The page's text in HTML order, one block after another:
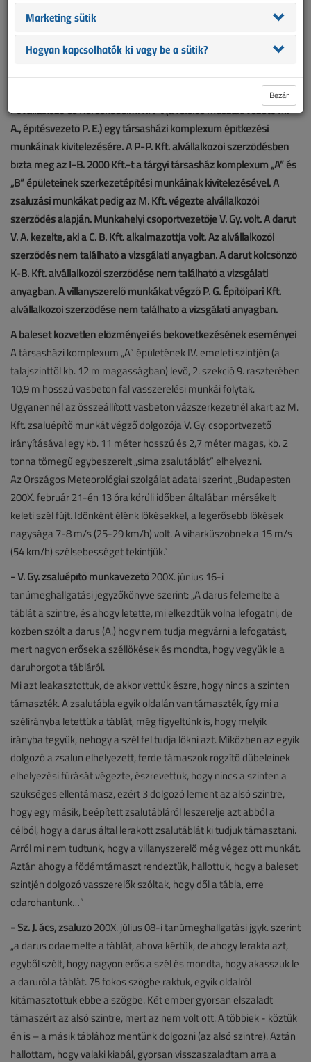
rögzített acél zsalutábla. A kihívott mentők a sérültnél (Sz. I.
villanyszerelő) 8 napon túl gyógyuló combnyaktörést állapítottak
meg és kórházba szállították. A vizsgálat során megállapítást
nyert, hogy a P. A. Ingatlanforgalmazó és -fejlesztő Kft. mint
Fővállalkozó és Kereskedelmi Kft-t (a felelős műszaki vezető M.
A., építésvezető P. E.) egy társasházi komplexum építkezési
munkáinak kivitelezésére. A P-P. Kft. alvállalkozói szerződésben
bízta meg az I-B. 2000 Kft.-t a tárgyi társasház komplexum „A” és
„B” épületeinek szerkezetépítési munkáinak kivitelezésével. A
zsaluzási munkákat pedig az M. Kft. végezte alvállalkozói
szerződés alapján. Munkahelyi csoportvezetője V. Gy. volt. A darut
V. A. kezelte, aki a C. B. Kft. alkalmazottja volt. Az alvállalkozói
szerződés nem található a vizsgálati anyagban. A darut kölcsönző
K-B. Kft. alvállalkozói szerződése nem található a vizsgálati
anyagban. A villanyszerelő munkákat végző P. G. Építőipari Kft.
alvállalkozói szerződése nem található a vizsgálati anyagban.
A baleset közvetlen előzményei és bekövetkezésének eseményei
A társasházi komplexum „A” épületének IV. emeleti szintjén (a
talajszinttől kb. 12 m magasságban) levő, 2. szekció 9. raszterében
10,9 m hosszú vasbeton fal vasszerelési munkái folytak.
Ugyanennél az összeállított vasbeton vázszerkezetnél akart az M.
Kft. zsaluépítő munkát végző dolgozója V. Gy. csoportvezető
irányításával egy kb. 11 méter hosszú és 2,7 méter magas, kb. 2
tonna tömegű egybeszerelt „sima zsalutáblát” elhelyezni.
Az Országos Meteorológiai szolgálat adatai szerint „Budapesten
200X. február 21-én 13 óra körüli időben általában mérsékelt
keleti szél fújt. Időnként élénk lökésekkel, a legerősebb lökések
nagysága 7-8 m/s (25-29 km/h) volt. A viharküszöbnek a 15 m/s
(54 km/h) szélsebességet tekintjük.”
- V. Gy. zsaluépítő munkavezető200X. június 16-i
tanúmeghallgatási jegyzőkönyve szerint: „A darus felemelte a
táblát a szintre, és ahogy letette, mi elkezdtük volna lefogatni, de
közben szólt a darus (A.) hogy nem tudja megvárni a lefogatást,
mert nagyon erősek a széllökések és mondta, hogy vegyük le a
daruhorgot a tábláról.
Mi azt leakasztottuk, de akkor vettük észre, hogy nincs a szinten
támaszték. A zsalutábla egyik oldalán van támaszték, így mi a
szélirányba letettük a táblát, még figyeltünk is, hogy melyik
irányba tegyük, nehogy a szél fel tudja lökni azt. Miközben az egyik
dolgozó a zsalun elhelyezett, ferde támaszok rögzítő dübeleinek
elhelyezési fúrását végezte, észrevettük, hogy nincs a szinten a
szükséges ellentámasz, ezért 3 dolgozó lement az alsó szintre,
hogy egy másik, beépített zsalutábláról leszerelje azt abból a
célból, hogy a darus által lerakott zsalutáblát ki tudjuk támasztani.
Arról mi nem tudtunk, hogy a villanyszerelő még végez ott munkát.
Aztán ahogy a födémtámaszt rendeztük, hallottuk, hogy a baleset
szintjén dolgozó vasszerelők szóltak, hogy dől a tábla, erre
odarohantunk…”
- Sz. J. ács, zsaluzó200X. július 08-i tanúmeghallgatási jgyk. szerint
„a darus odaemelte a táblát, ahova kértük, de ahogy lerakta azt,
egyből szólt, hogy nagyon erős a szél és mondta, hogy akasszuk le
a daruról a táblát. 75 fokos szögbe raktuk, egyik oldalról
kitámasztottuk ebbe a szögbe. Két ember gyorsan elszaladt
támaszért az alsó szintre, mert az nem volt ott. A többiek - köztük
én is – a másik táblához mentünk dolgozni (az alsó szintre). Aztán
hallottam, hogy valaki kiabál, gyorsan visszaszaladtam arra a
Marketing sütik
Hogyan kapcsolhatók ki vagy be a sütik?
Bezár